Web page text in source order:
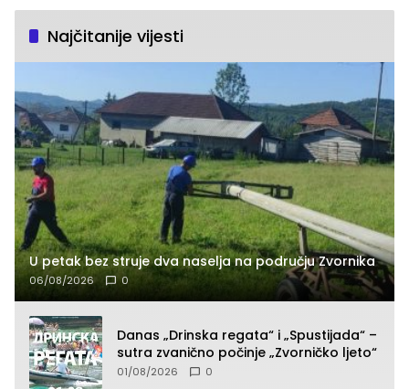
Najčitanije vijesti
U petak bez struje dva naselja na području Zvornika
06/08/2026 0
Danas „Drinska regata“ i „Spustijada“ –
sutra zvanično počinje „Zvorničko ljeto“
01/08/2026 0